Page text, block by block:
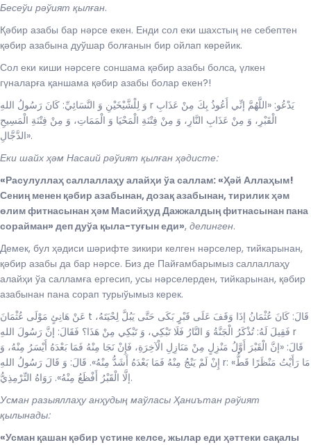
Бесеўи рәўият қылған.
Қәбир азабы бар нәрсе екен. Енди сол еки шахстың не себептен
қәбир азабына дуўшар болғанын бир ойлап көрейик.
Сол еки киши нәрсеге соншама қәбир азабы болса, үлкен
гүналарға қаншама қәбир азабы болар екен?!
وَ لِلْشَّيْخَيْنِ وَ النَّسَائِيِّ: كَانَ رَسُولُ اللهِ r يَدْعُو: «اللَّهُمَّ إنِّي أَعُوذُ بِكَ مِنْ عَذَابِ
الْقَبْرِ، وَ مِنْ عَذَابِ النَّارِ، وَ مِنْ فِتْنَةِ الْمَحْيَا وَ الْمَمَاتِ، وَ مِنْ فِتْنَةِ الْمَسِيحِ
الدَّجَّالِ».
Еки шайх ҳәм Насаий рәўият қылған ҳәдисте:
«Расулуллаҳ саллаллаҳу алайҳи ўа саллам: «Ҳәй Аллаҳым!
Сениң менен қәбир азабынан, дозақ азабынан, тирилик ҳәм
өлим фитнасынан ҳәм Масийҳуд Дажжалдың фитнасынан пана
сорайман» деп дуўа қыла-туғын еди», делинген.
Демек, бул ҳәдиси шәрифте зикири келген нәрселер, тийкарынан,
қәбир азабы да бар нәрсе. Биз де Пайғамбарымыз саллаллаҳу
алайҳи ўа салламға ергесип, усы нәрселерден, тийкарынан, қәбир
азабынан пана сорап турыўымыз керек.
عَنْ هَانِئٍ مَوْلَى عُثْمَانَ t قَالَ: كَانَ عُثْمَانُ إذَا وَقَفَ عَلَى قَبْرٍ بَكَى حَتَّى يَبُلَّ لِحْيَتَهُ،
فَقِيلَ لَهُ: تُذْكَرُ الْجَنَّةُ وَ النَّارُ فَلَا تَبْكِي، وَ تَبْكِي مِنْ هَذَا؟ فَقَالَ: إنَّ رَسُولَ اللهِ r
قَالَ: «إنَّ الْقَبْرَ أَوَّلُ مَنْزِلٍ مِنْ مَنَازِلِ الْآخِرَةِ، فَإِنْ نَجَا مِنْهُ فَمَا بَعْدَهُ أَيْسَرُ مِنْهُ، وَ
إِنْ لَمْ يَنْجُ مِنْهُ فَمَا بَعْدَهُ أَشَدُّ مِنْهُ». قَالَ: وَ قَالَ رَسُولُ اللهِ r: «مَا رَأَيْتُ مَنْظَرًا قَطُّ
إلَّا الْقَبْرُ أَفْظَعُ مِنْهُ». رَوَاهُ التِّرْمِذِيُّ.
Усман разыяллаҳу анҳудың маўласы Ҳаниътан рәўият
қылынады:
«Усман қашан қәбир үстине келсе, жылар еди ҳәттеки сақалы